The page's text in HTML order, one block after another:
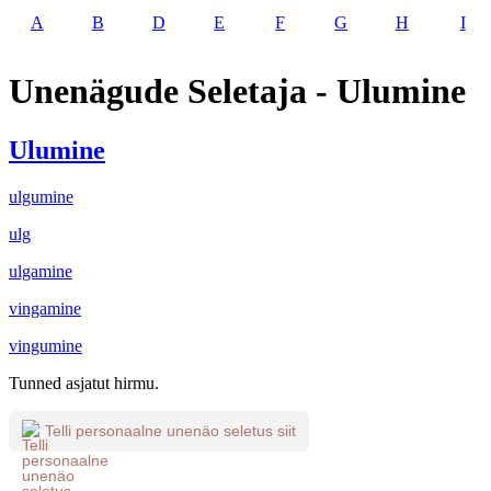
A B D E F G H I
Unenägude Seletaja - Ulumine
Ulumine
ulgumine
ulg
ulgamine
vingamine
vingumine
Tunned asjatut hirmu.
Telli personaalne unenäo seletus siit